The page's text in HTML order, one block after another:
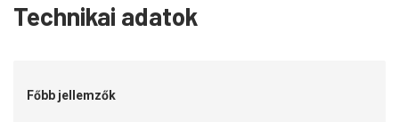
Technikai adatok
Főbb jellemzők